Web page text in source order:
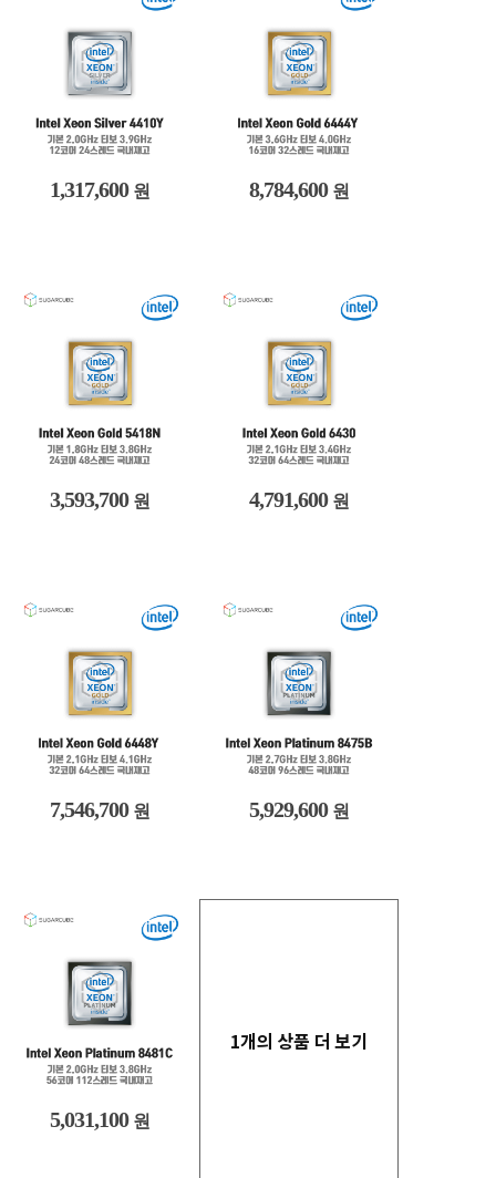
1,317,600 원 8,784,600 원
3,593,700 원 4,791,600 원
7,546,700 원 5,929,600 원
5,031,100 원
1개의 상품 더 보기